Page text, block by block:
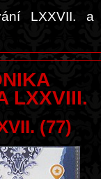
LXXVII. a
LXXVIII.
(77)